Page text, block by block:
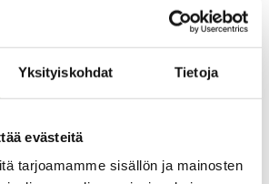
Yksityiskohdat Tietoja
evästeitä
tarjoamamme sisällön ja mainosten
Yhdistyksen yhteystiedot
jäsenkortti